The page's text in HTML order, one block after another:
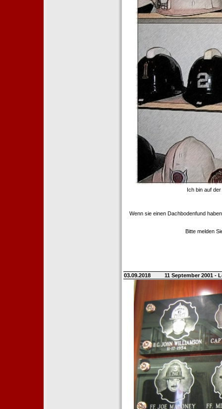
Ich bin auf
Wenn sie einen Dachbodenfund
Bitte melden
03.09.2018 11 September 2001 -